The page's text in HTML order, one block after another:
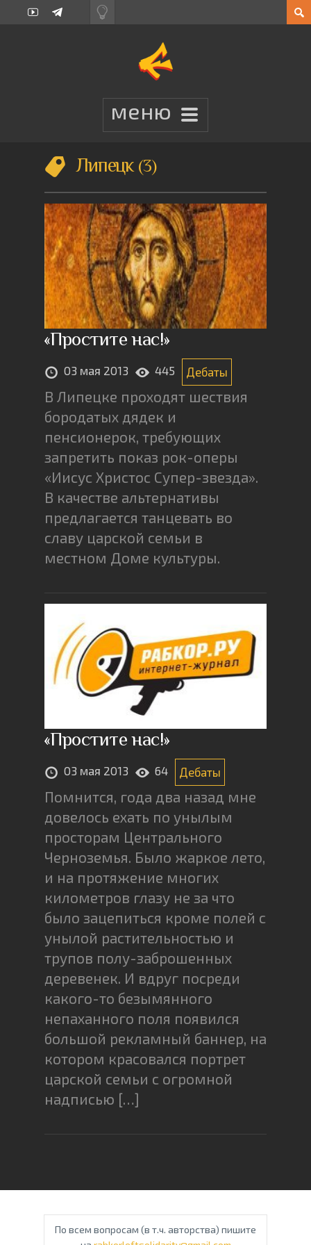
Липецк 3
«Простите нас!»
03 мая 2013 445 Дебаты
В Липецке проходят шествия
бородатых дядек и
пенсионерок, требующих
запретить показ рок-оперы
«Иисус Христос Супер-звезда».
В качестве альтернативы
предлагается танцевать во
славу царской семьи в
местном Доме культуры.
«Простите нас!»
03 мая 2013 64 Дебаты
Помнится, года два назад мне
довелось ехать по унылым
просторам Центрального
Черноземья. Было жаркое лето,
и на протяжение многих
километров глазу не за что
было зацепиться кроме полей с
унылой растительностью и
трупов полу-заброшенных
деревенек. И вдруг посреди
какого-то безымянного
непаханного поля появился
большой рекламный баннер, на
котором красовался портрет
царской семьи с огромной
надписью […]
По всем вопросам (в т.ч. авторства) пишите